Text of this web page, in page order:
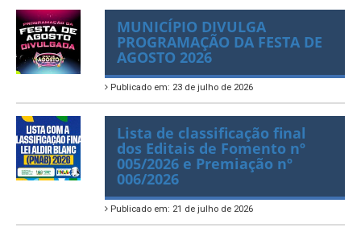
MUNICÍPIO DIVULGA
PROGRAMAÇÃO DA FESTA DE
AGOSTO 2026
Lista de classificação final
dos Editais de Fomento nº
005/2026 e Premiação nº
006/2026